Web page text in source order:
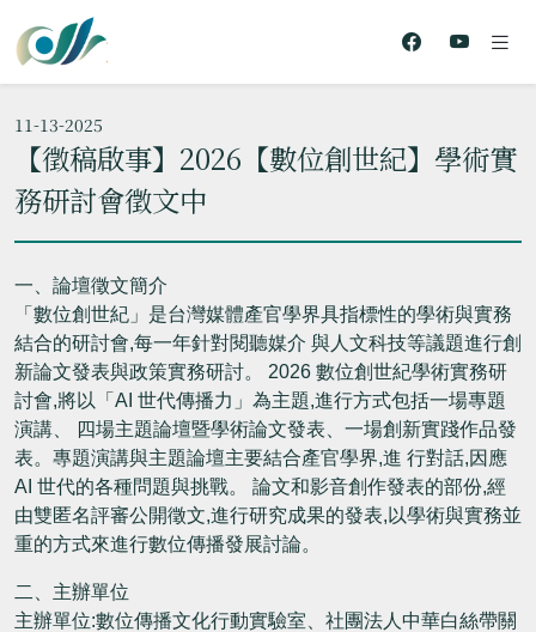
11-13-2025
【徵稿啟事】2026【數位創世紀】學術實
務研討會徵文中
一、論壇徵文簡介
「數位創世紀」是台灣媒體產官學界具指標性的學術與實務
結合的研討會,每一年針對閱聽媒介 與人文科技等議題進行創
新論文發表與政策實務研討。 2026 數位創世紀學術實務研
討會,將以「AI 世代傳播力」為主題,進行方式包括一場專題
演講、 四場主題論壇暨學術論文發表、一場創新實踐作品發
表。專題演講與主題論壇主要結合產官學界,進 行對話,因應
AI 世代的各種問題與挑戰。 論文和影音創作發表的部份,經
由雙匿名評審公開徵文,進行研究成果的發表,以學術與實務並
重的方式來進行數位傳播發展討論。
二、主辦單位
主辦單位:數位傳播文化行動實驗室、社團法人中華白絲帶關